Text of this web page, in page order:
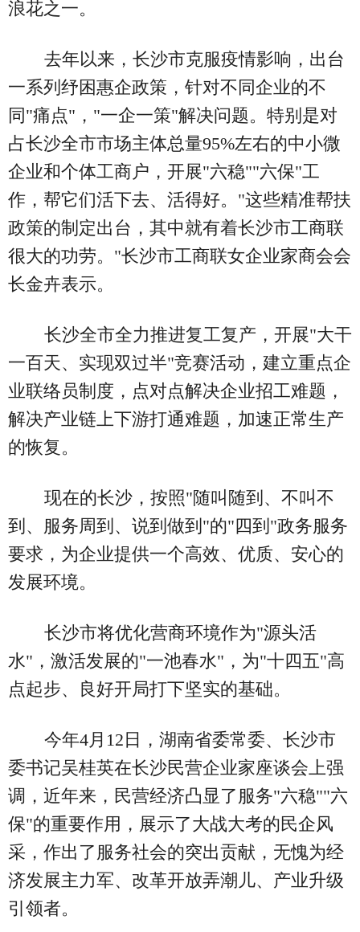
浪花之一。
去年以来，长沙市克服疫情影响，出台
一系列纾困惠企政策，针对不同企业的不
同"痛点"，"一企一策"解决问题。特别是对
占长沙全市市场主体总量95%左右的中小微
企业和个体工商户，开展"六稳""六保"工
作，帮它们活下去、活得好。"这些精准帮扶
政策的制定出台，其中就有着长沙市工商联
很大的功劳。"长沙市工商联女企业家商会会
长金卉表示。
长沙全市全力推进复工复产，开展"大干
一百天、实现双过半"竞赛活动，建立重点企
业联络员制度，点对点解决企业招工难题，
解决产业链上下游打通难题，加速正常生产
的恢复。
现在的长沙，按照"随叫随到、不叫不
到、服务周到、说到做到"的"四到"政务服务
要求，为企业提供一个高效、优质、安心的
发展环境。
长沙市将优化营商环境作为"源头活
水"，激活发展的"一池春水"，为"十四五"高
点起步、良好开局打下坚实的基础。
今年4月12日，湖南省委常委、长沙市
委书记吴桂英在长沙民营企业家座谈会上强
调，近年来，民营经济凸显了服务"六稳""六
保"的重要作用，展示了大战大考的民企风
采，作出了服务社会的突出贡献，无愧为经
济发展主力军、改革开放弄潮儿、产业升级
引领者。